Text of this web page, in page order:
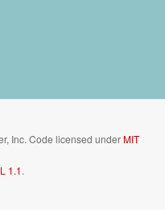
Inc. Code licensed underMIT
1.1.